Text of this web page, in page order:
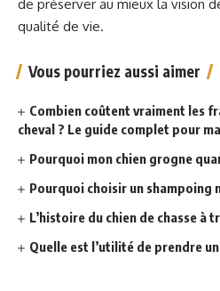
de préserver au mieux la vision
qualité de vie.
Vous pourriez aussi aimer
Combien coûtent vraiment les
cheval ? Le guide complet pour
Pourquoi mon chien grogne
Pourquoi choisir un shampoing
L’histoire du chien de chasse à
Quelle est l’utilité de prendre